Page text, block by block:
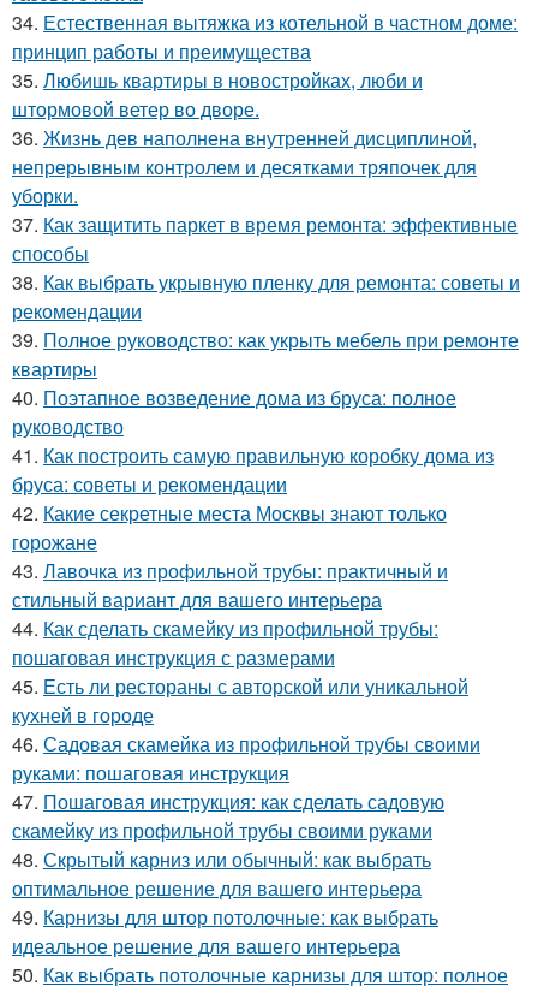
34. Естественная вытяжка из котельной в частном доме:
принцип работы и преимущества
35. Любишь квартиры в новостройках, люби и
штормовой ветер во дворе.
36. Жизнь дев наполнена внутренней дисциплиной,
непрерывным контролем и десятками тряпочек для
уборки.
37. Как защитить паркет в время ремонта: эффективные
способы
38. Как выбрать укрывную пленку для ремонта: советы и
рекомендации
39. Полное руководство: как укрыть мебель при ремонте
квартиры
40. Поэтапное возведение дома из бруса: полное
руководство
41. Как построить самую правильную коробку дома из
бруса: советы и рекомендации
42. Какие секретные места Москвы знают только
горожане
43. Лавочка из профильной трубы: практичный и
стильный вариант для вашего интерьера
44. Как сделать скамейку из профильной трубы:
пошаговая инструкция с размерами
45. Есть ли рестораны с авторской или уникальной
кухней в городе
46. Садовая скамейка из профильной трубы своими
руками: пошаговая инструкция
47. Пошаговая инструкция: как сделать садовую
скамейку из профильной трубы своими руками
48. Скрытый карниз или обычный: как выбрать
оптимальное решение для вашего интерьера
49. Карнизы для штор потолочные: как выбрать
идеальное решение для вашего интерьера
50. Как выбрать потолочные карнизы для штор: полное